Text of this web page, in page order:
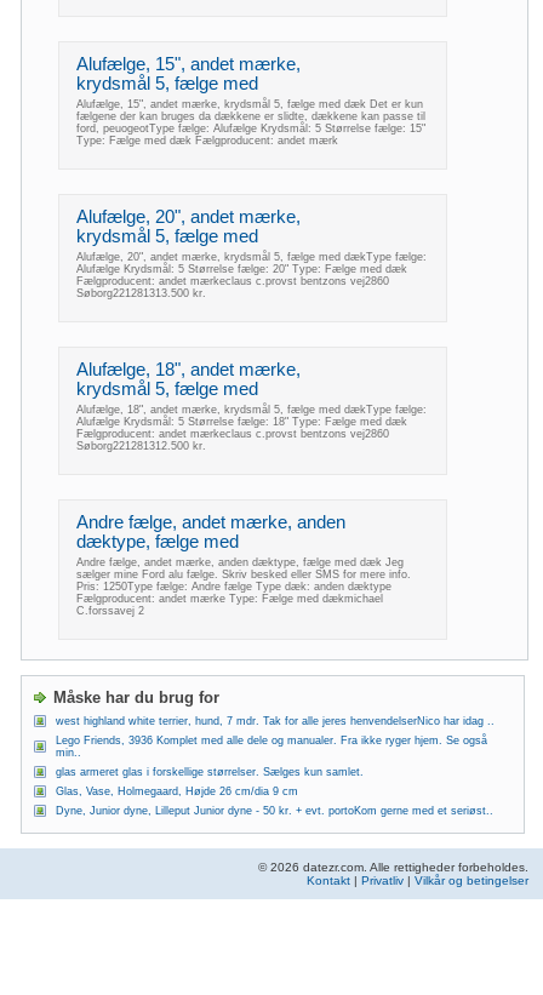
Alufælge, 15", andet mærke,
krydsmål 5, fælge med
Alufælge, 15", andet mærke, krydsmål 5, fælge med dæk Det er kun
fælgene der kan bruges da dækkene er slidte, dækkene kan passe til
ford, peuogeotType fælge: Alufælge Krydsmål: 5 Størrelse fælge: 15"
Type: Fælge med dæk Fælgproducent: andet mærk
Alufælge, 20", andet mærke,
krydsmål 5, fælge med
Alufælge, 20", andet mærke, krydsmål 5, fælge med dækType fælge:
Alufælge Krydsmål: 5 Størrelse fælge: 20" Type: Fælge med dæk
Fælgproducent: andet mærkeclaus c.provst bentzons vej2860
Søborg221281313.500 kr.
Alufælge, 18", andet mærke,
krydsmål 5, fælge med
Alufælge, 18", andet mærke, krydsmål 5, fælge med dækType fælge:
Alufælge Krydsmål: 5 Størrelse fælge: 18" Type: Fælge med dæk
Fælgproducent: andet mærkeclaus c.provst bentzons vej2860
Søborg221281312.500 kr.
Andre fælge, andet mærke, anden
dæktype, fælge med
Andre fælge, andet mærke, anden dæktype, fælge med dæk Jeg
sælger mine Ford alu fælge. Skriv besked eller SMS for mere info.
Pris: 1250Type fælge: Andre fælge Type dæk: anden dæktype
Fælgproducent: andet mærke Type: Fælge med dækmichael
C.forssavej 2
Måske har du brug for
west highland white terrier, hund, 7 mdr. Tak for alle jeres henvendelserNico har idag ..
Lego Friends, 3936 Komplet med alle dele og manualer. Fra ikke ryger hjem. Se også
min..
glas armeret glas i forskellige størrelser. Sælges kun samlet.
Glas, Vase, Holmegaard, Højde 26 cm/dia 9 cm
Dyne, Junior dyne, Lilleput Junior dyne - 50 kr. + evt. portoKom gerne med et seriøst..
© 2026 datezr.com. Alle rettigheder forbeholdes.
Kontakt | Privatliv | Vilkår og betingelser